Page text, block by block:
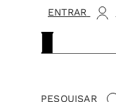
ENTRAR
PESQUISAR